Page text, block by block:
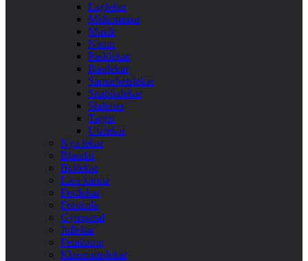
Laglekar
Midsommar
Musik
Namn
Påsklekar
Rastlekar
Samarbetslekar
Snabbalekar
Stafetter
Tagen
Utelekar
Nya lekar
Blandat
Bollekar
Lära känna
Festlekar
Förskola
Gympasal
Jullekar
Femkamp
Klassrumslekar